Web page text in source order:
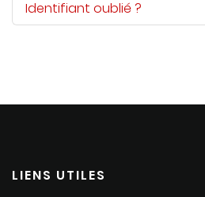
Identifiant oublié ?
LIENS UTILES